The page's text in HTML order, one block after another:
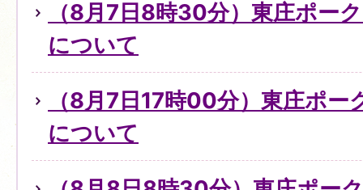
（8月7日8時30分）東庄ポー
について
（8月7日17時00分）東庄ポ
について